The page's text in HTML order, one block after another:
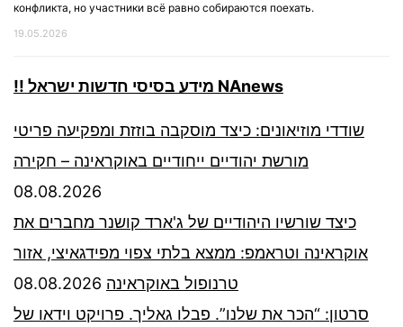
конфликта, но участники всё равно собираются поехать.
19.05.2026
!! מידע בסיסי חדשות ישראל NAnews
שודדי מוזיאונים: כיצד מוסקבה בוזזת ומפקיעה פריטי
מורשת יהודיים ייחודיים באוקראינה – חקירה
08.08.2026
כיצד שורשיו היהודיים של ג'ארד קושנר מחברים את
אוקראינה וטראמפ: ממצא בלתי צפוי מפידגאיצי, אזור
טרנופול באוקראינה 08.08.2026
סרטון: “הכר את שלנו”. פבלו גאליך. פרויקט וידאו של